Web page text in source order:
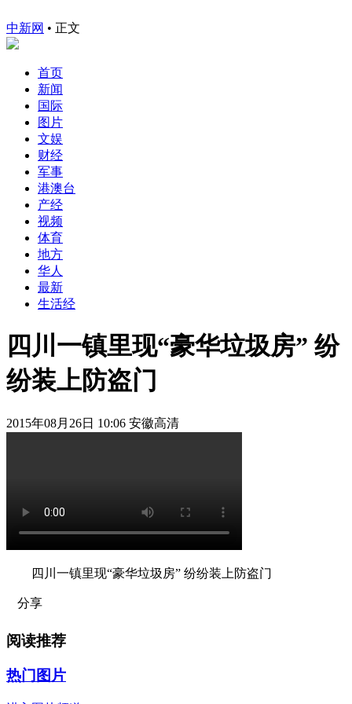
中新网 • 正文
首页
新闻
国际
图片
文娱
财经
军事
港澳台
产经
视频
体育
地方
华人
最新
生活经
四川一镇里现“豪华垃圾房” 纷
纷装上防盗门
2015年08月26日 10:06 安徽高清
四川一镇里现“豪华垃圾房” 纷纷装上防盗门
分享
阅读推荐
热门图片